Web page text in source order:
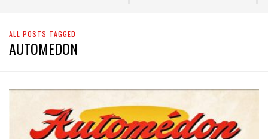
ALL POSTS TAGGED
AUTOMEDON